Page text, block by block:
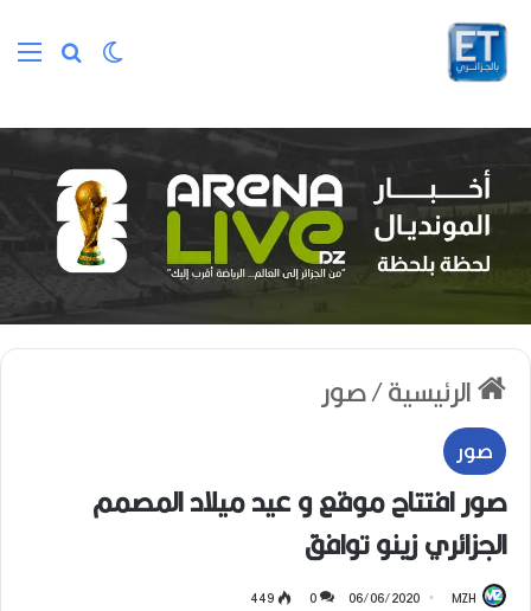
بحث عن
الوضع المظلم
الرئيسية/صور
صور
صور افتتاح موقع و عيد ميلاد المصمم
الجزائري زينو توافق
MZH
06/06/2020
0
449